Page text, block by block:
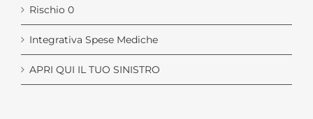
Rischio 0
Integrativa Spese Mediche
APRI QUI IL TUO SINISTRO